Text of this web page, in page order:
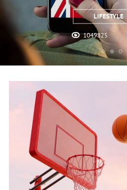
LIFESTYLE
1049825